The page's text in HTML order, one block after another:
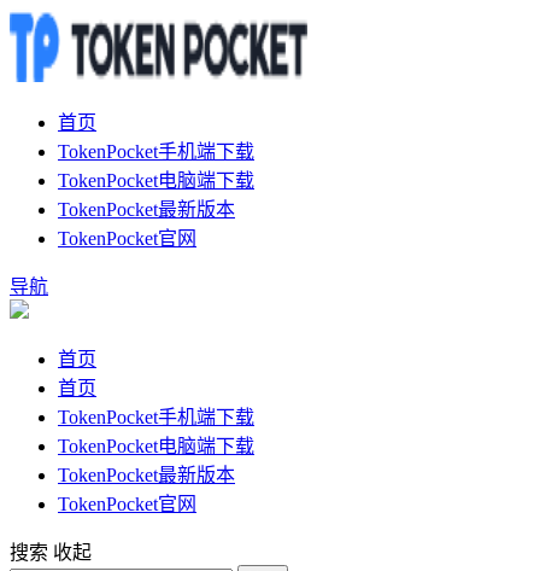
首页
TokenPocket手机端下载
TokenPocket电脑端下载
TokenPocket最新版本
TokenPocket官网
导航
首页
首页
TokenPocket手机端下载
TokenPocket电脑端下载
TokenPocket最新版本
TokenPocket官网
搜索 收起